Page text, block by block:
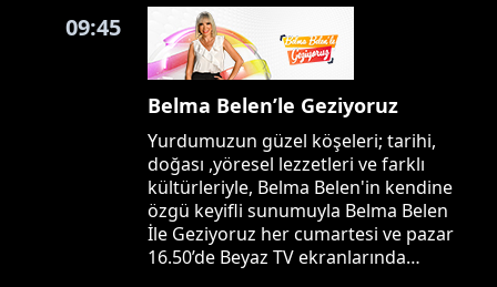
09:45
Belma Belen’le Geziyoruz
Yurdumuzun güzel köşeleri; tarihi,
doğası ,yöresel lezzetleri ve farklı
kültürleriyle, Belma Belen'in kendine
özgü keyifli sunumuyla Belma Belen
İle Geziyoruz her cumartesi ve pazar
16.50’de Beyaz TV ekranlarında…